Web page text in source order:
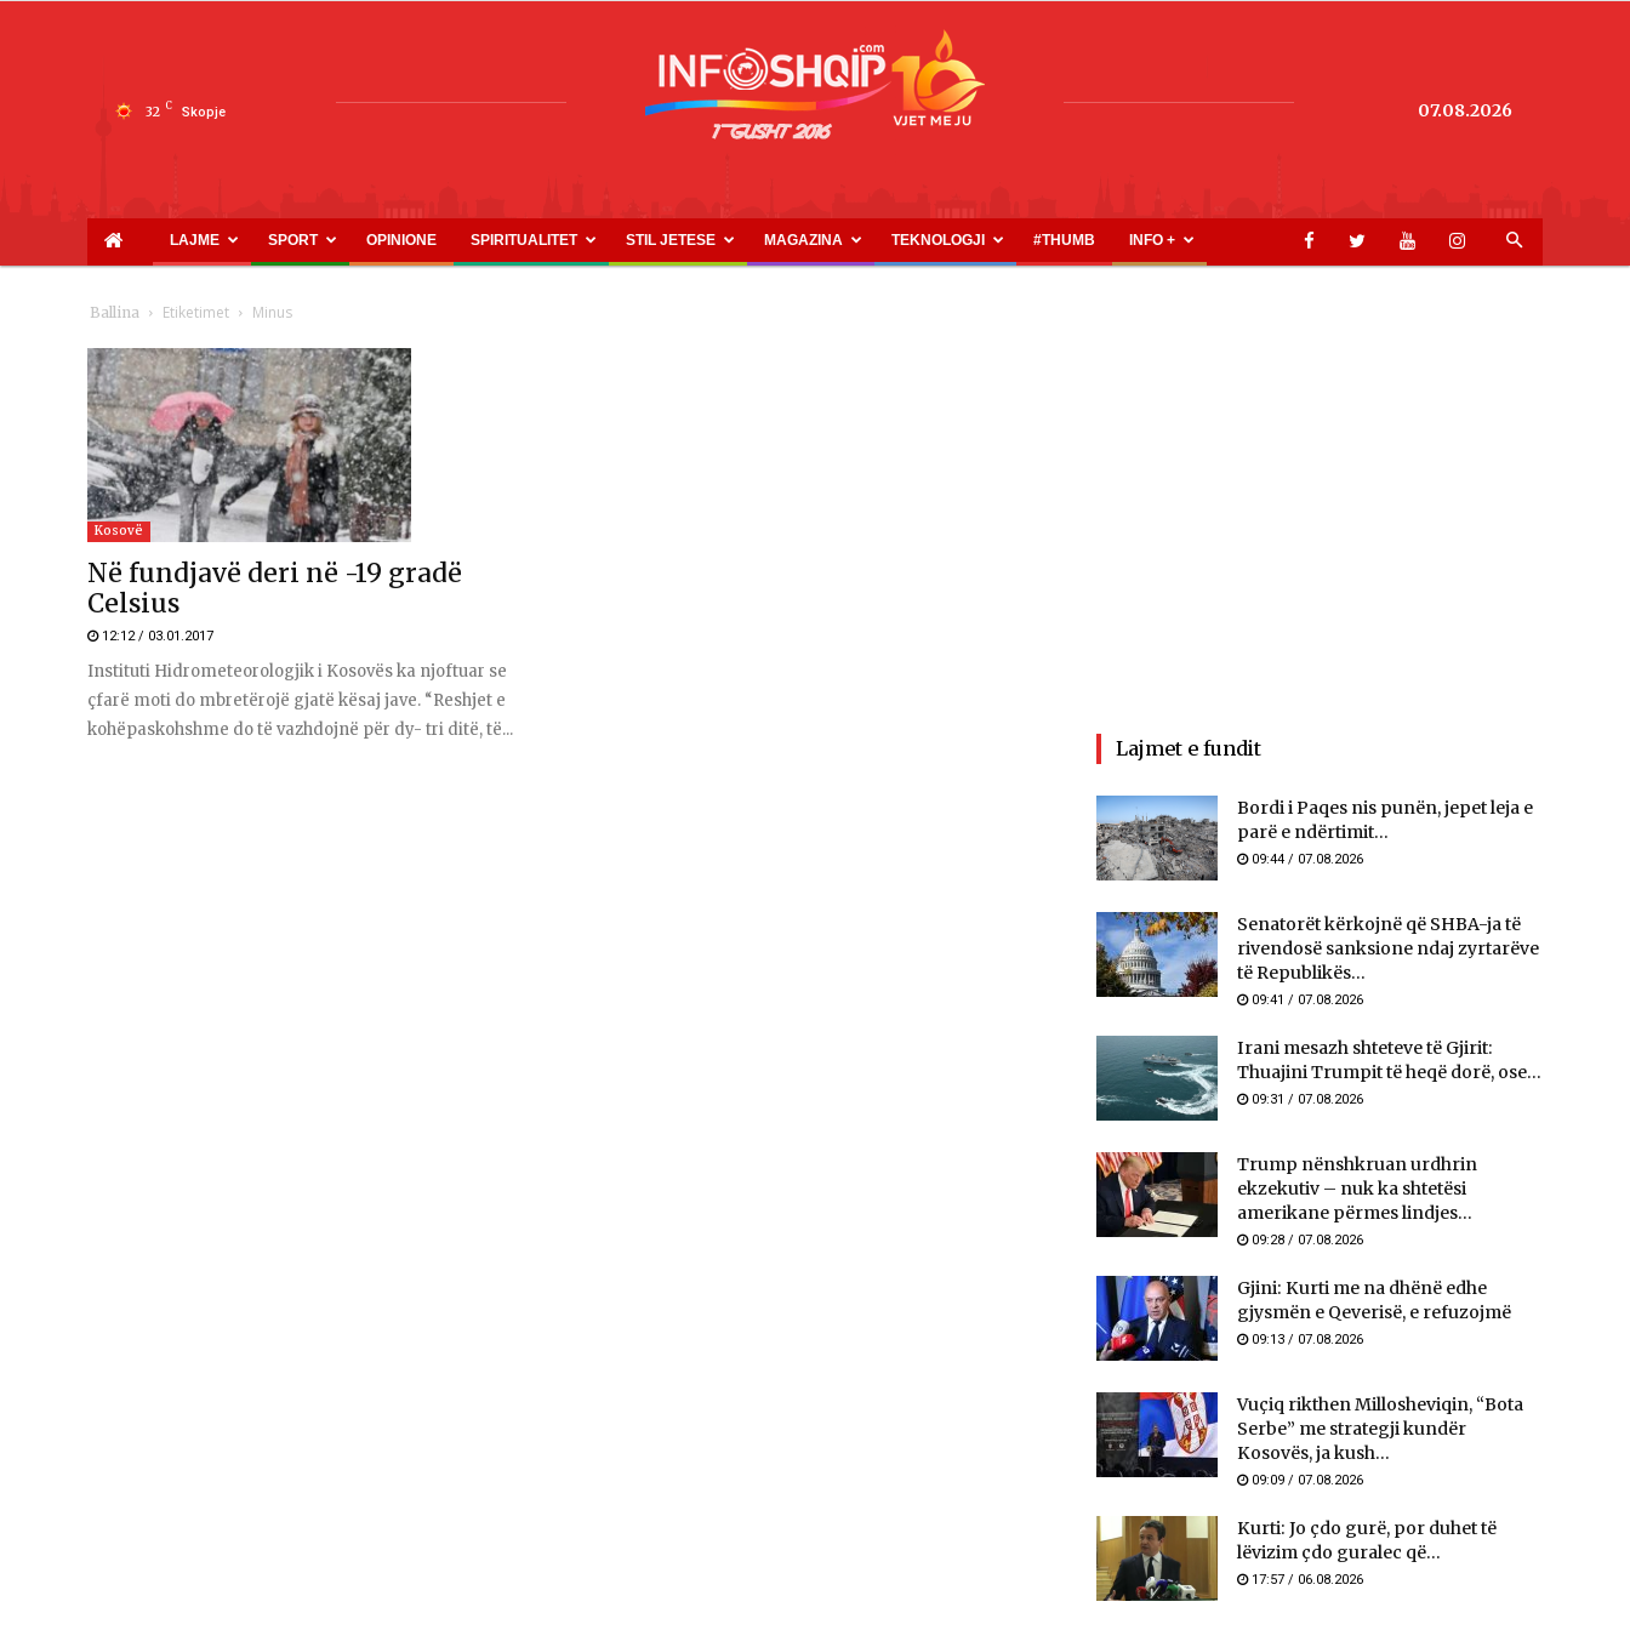
32 C Skopje
INFOSHQIP.COM
07.08.2026
LAJME SPORT OPINIONE SPIRITUALITET STIL JETESE MAGAZINA TEKNOLOGJI #THUMB INFO +
Ballina Etiketimet Minus
Kosovë
Në fundjavë deri në -19 gradë
Celsius
12:12 / 03.01.2017
Instituti Hidrometeorologjik i Kosovës ka njoftuar se
çfarë moti do mbretërojë gjatë kësaj jave. “Reshjet e
kohëpaskohshme do të vazhdojnë për dy- tri ditë, të...
Lajmet e fundit
Bordi i Paqes nis punën, jepet leja e
parë e ndërtimit...
09:44 / 07.08.2026
Senatorët kërkojnë që SHBA-ja të
rivendosë sanksione ndaj zyrtarëve
të Republikës...
09:41 / 07.08.2026
Irani mesazh shteteve të Gjirit:
Thuajini Trumpit të heqë dorë, ose...
09:31 / 07.08.2026
Trump nënshkruan urdhrin
ekzekutiv – nuk ka shtetësi
amerikane përmes lindjes...
09:28 / 07.08.2026
Gjini: Kurti me na dhënë edhe
gjysmën e Qeverisë, e refuzojmë
09:13 / 07.08.2026
Vuçiq rikthen Millosheviqin, “Bota
Serbe” me strategji kundër
Kosovës, ja kush...
09:09 / 07.08.2026
Kurti: Jo çdo gurë, por duhet të
lëvizim çdo guralec që...
17:57 / 06.08.2026